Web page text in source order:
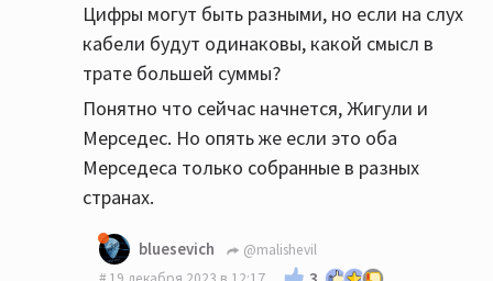
Цифры могут быть разными, но если на слух
кабели будут одинаковы, какой смысл в
трате большей суммы?
Понятно что сейчас начнется, Жигули и
Мерседес. Но опять же если это оба
Мерседеса только собранные в разных
странах.
bluesevich
@malishevil